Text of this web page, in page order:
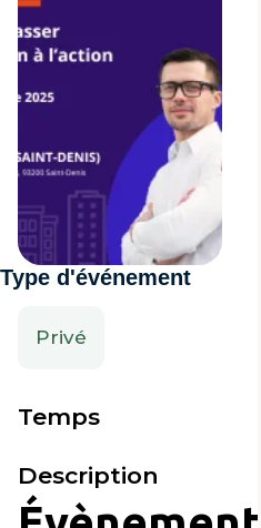
Type d'événement
Privé
Temps
Description